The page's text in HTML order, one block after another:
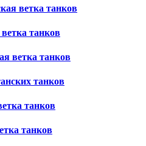
ветка танков
танков
ветка танков
танков
танков
танков